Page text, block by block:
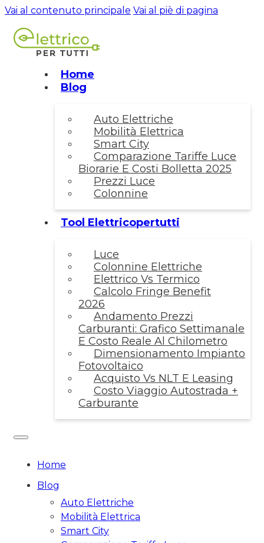
Vai al contenuto principale Vai al piè di pagina
Home
Blog
Auto Elettriche
Mobilità Elettrica
Smart City
Comparazione Tariffe Luce
Biorarie E Costi Bolletta 2025
Prezzi Luce
Colonnine
Tool Elettricopertutti
Luce
Colonnine Elettriche
Elettrico Vs Termico
Calcolo Fringe Benefit
2026
Andamento Prezzi
Carburanti: Grafico Settimanale
E Costo Reale Al Chilometro
Dimensionamento Impianto
Fotovoltaico
Acquisto Vs NLT E Leasing
Costo Viaggio Autostrada +
Carburante
Home
Blog
Auto Elettriche
Mobilità Elettrica
Smart City